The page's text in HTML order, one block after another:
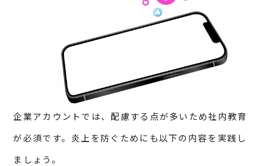
企業アカウントでは、配慮する点が多いため社内教育
が必須です。炎上を防ぐためにも以下の内容を実践し
ましょう。